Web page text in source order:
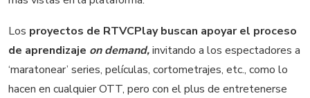
Los proyectos de RTVCPlay buscan apoyar el proceso
de aprendizaje on demand,invitando a los espectadores a
‘maratonear’ series, películas, cortometrajes, etc., como lo
hacen en cualquier OTT, pero con el plus de entretenerse